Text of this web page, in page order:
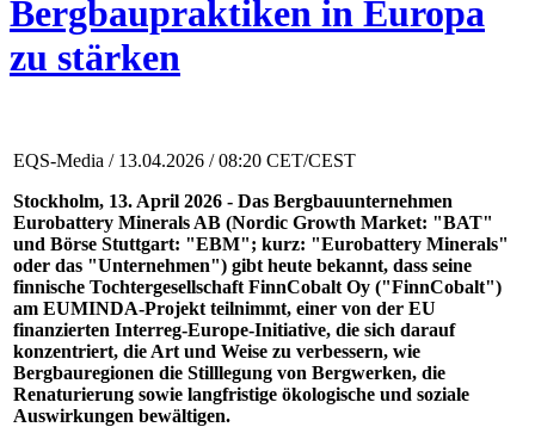
Bergbaupraktiken in Europa
zu stärken
EQS-Media / 13.04.2026 / 08:20 CET/CEST
Stockholm, 13. April 2026 - Das Bergbauunternehmen
Eurobattery Minerals AB (Nordic Growth Market: "BAT"
und Börse Stuttgart: "EBM"; kurz: "Eurobattery Minerals"
oder das "Unternehmen") gibt heute bekannt, dass seine
finnische Tochtergesellschaft FinnCobalt Oy ("FinnCobalt")
am EUMINDA-Projekt teilnimmt, einer von der EU
finanzierten Interreg-Europe-Initiative, die sich darauf
konzentriert, die Art und Weise zu verbessern, wie
Bergbauregionen die Stilllegung von Bergwerken, die
Renaturierung sowie langfristige ökologische und soziale
Auswirkungen bewältigen.